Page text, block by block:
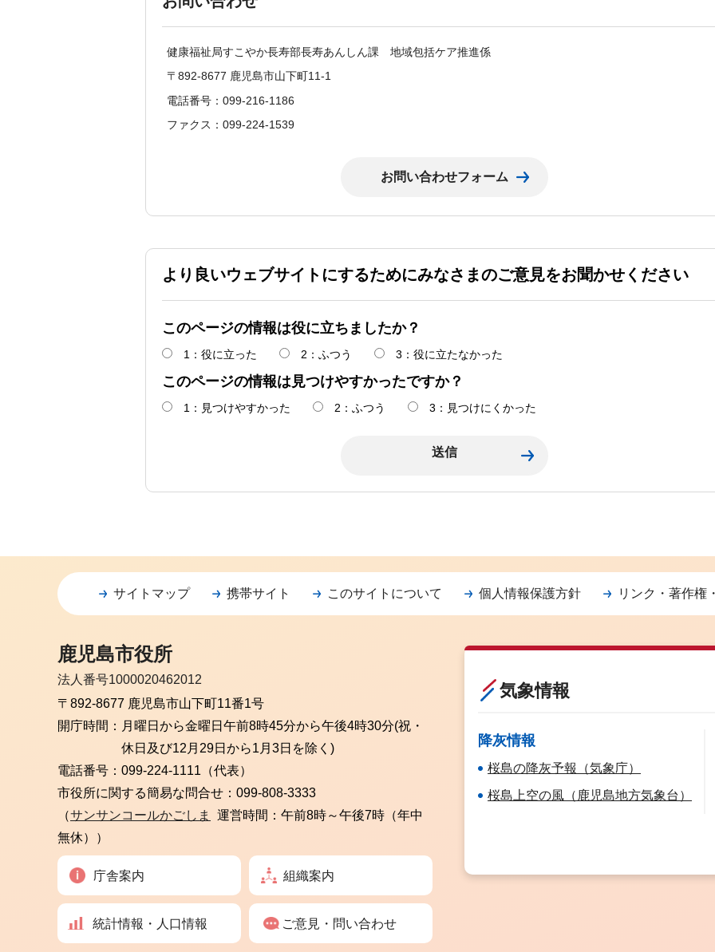
健康福祉局すこやか長寿部長寿あんしん課 地域包括ケア推進係
〒892-8677 鹿児島市山下町11-1
電話番号：099-216-1186
ファクス：099-224-1539
より良いウェブサイトにするためにみなさまのご意見をお聞かせください
このページの情報は役に立ちましたか？
1：役に立った 2：ふつう 3：役に立たなかった
このページの情報は見つけやすかったですか？
1：見つけやすかった 2：ふつう 3：見つけにくかった
サイトマップ 携帯サイト このサイトについて 個人情報保護方針 リンク・著作権
鹿児島市役所
法人番号1000020462012
〒892-8677 鹿児島市山下町11番1号
開庁時間： 月曜日から金曜日 午前8時45分から午後4時30分(祝・
休日及び12月29日から1月3日を除く)
電話番号： 099-224-1111（代表）
市役所に関する簡易な問合せ： 099-808-3333
（サンサンコールかごしま
運営時間：午前8時～午後7時（年中
無休））
庁舎案内 組織案内
統計情報・人口情報 ご意見・問い合わせ
気象情報
降灰情報
桜島の降灰予報（気象庁）
桜島上空の風（鹿児島地方気象台）